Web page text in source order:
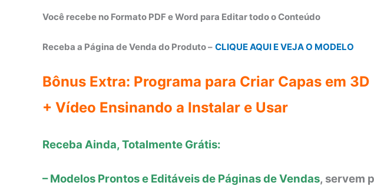
Você recebe no Formato PDF e Word para Editar todo o Conteúdo
Receba a Página de Venda do Produto – CLIQUE AQUI E VEJA O MODELO
Bônus Extra: Programa para Criar Capas em 3D
+ Vídeo Ensinando a Instalar e Usar
Receba Ainda, Totalmente Grátis:
– Modelos Prontos e Editáveis de Páginas de Vendas, servem